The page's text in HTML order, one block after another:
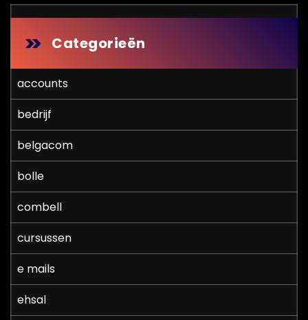
Categorieën
accounts
bedrijf
belgacom
bolle
combell
cursussen
e mails
ehsal